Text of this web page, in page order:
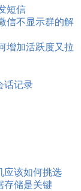
短信
信不显示群的解
增加活跃度又拉
话记录
应该如何挑选
存储是关键